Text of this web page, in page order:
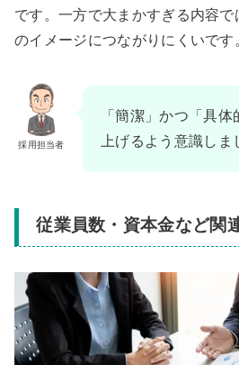
です。一方で大まかすぎる内容
のイメージにつながりにくいです
採用担当者
「簡潔」かつ「具
上げるよう意識しま
従業員数・資本金など関